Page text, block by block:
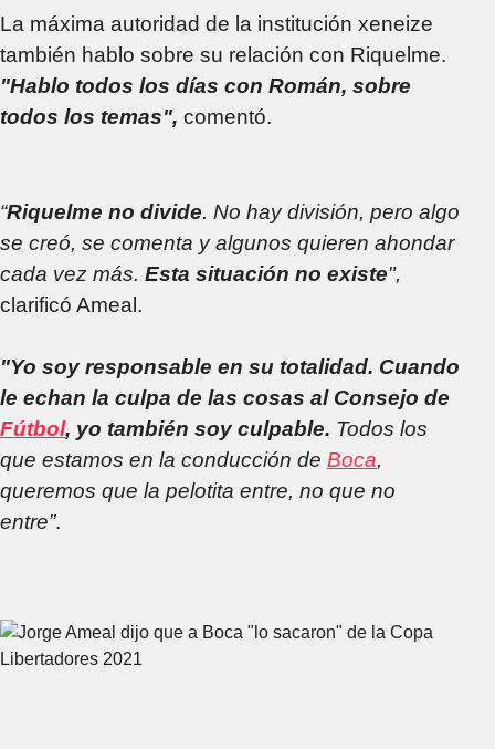
La máxima autoridad de la institución xeneize
también hablo sobre su relación con Riquelme.
"Hablo todos los días con Román, sobre
todos los temas", comentó.
“Riquelme no divide. No hay división, pero algo
se creó, se comenta y algunos quieren ahondar
cada vez más. Esta situación no existe",
clarificó Ameal.
"Yo soy responsable en su totalidad. Cuando
le echan la culpa de las cosas al Consejo de
Fútbol, yo también soy culpable. Todos los
que estamos en la conducción de Boca,
queremos que la pelotita entre, no que no
entre”.